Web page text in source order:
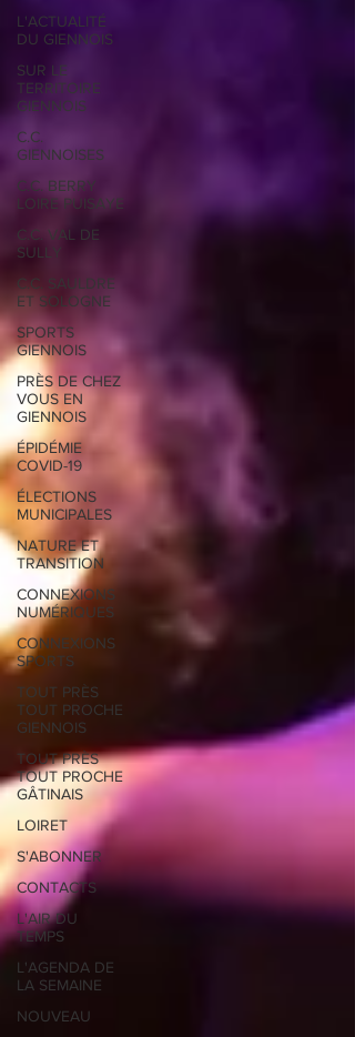
L'ACTUALITÉ
DU GIENNOIS
SUR LE
TERRITOIRE
GIENNOIS
C.C.
GIENNOISES
C.C. BERRY
LOIRE PUISAYE
C.C. VAL DE
SULLY
C.C. SAULDRE
ET SOLOGNE
SPORTS
GIENNOIS
PRÈS DE CHEZ
VOUS EN
GIENNOIS
ÉPIDÉMIE
COVID-19
ÉLECTIONS
MUNICIPALES
NATURE ET
TRANSITION
CONNEXIONS
NUMÉRIQUES
CONNEXIONS
SPORTS
TOUT PRÈS
TOUT PROCHE
GIENNOIS
TOUT PRÈS
TOUT PROCHE
GÂTINAIS
LOIRET
S'ABONNER
CONTACTS
L'AIR DU
TEMPS
L'AGENDA DE
LA SEMAINE
NOUVEAU